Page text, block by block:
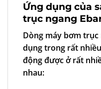
Ứng dụng của
trục ngang
Dòng máy bơm trục
dụng trong rất
động được ở rất
nhau: